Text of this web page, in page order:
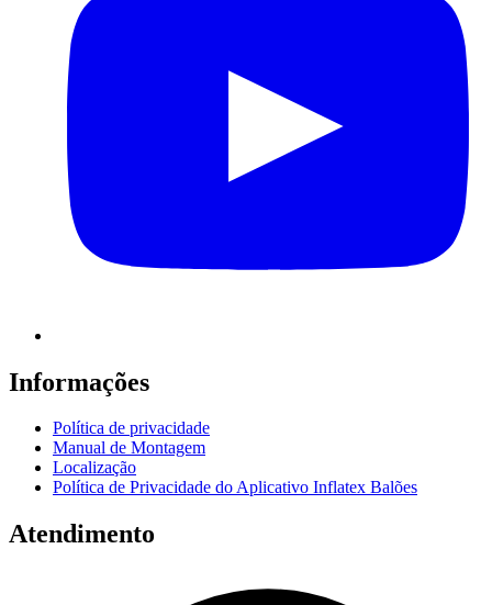
Informações
Política de privacidade
Manual de Montagem
Localização
Política de Privacidade do Aplicativo Inflatex Balões
Atendimento